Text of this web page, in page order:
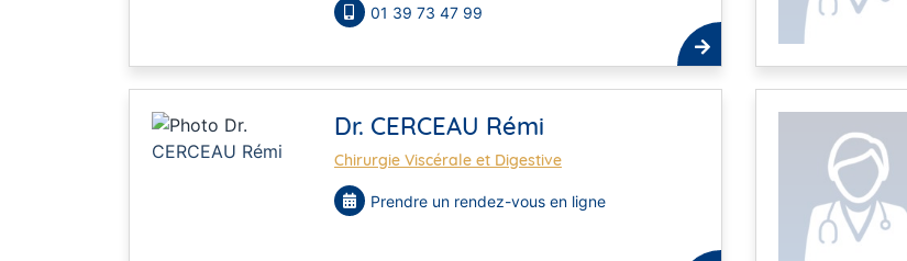
01 39 73 47 99
Dr. CERCEAU Rémi
Chirurgie Viscérale et Digestive
Prendre un rendez-vous en ligne